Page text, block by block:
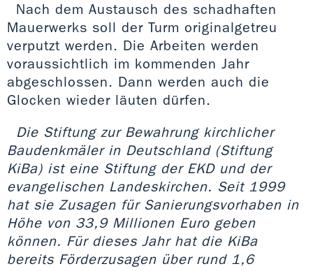
Nach dem Austausch des schadhaften
Mauerwerks soll der Turm originalgetreu
verputzt werden. Die Arbeiten werden
voraussichtlich im kommenden Jahr
abgeschlossen. Dann werden auch die
Glocken wieder läuten dürfen.
Die Stiftung zur Bewahrung kirchlicher
Baudenkmäler in Deutschland (Stiftung
KiBa) ist eine Stiftung der EKD und der
evangelischen Landeskirchen. Seit 1999
hat sie Zusagen für Sanierungsvorhaben in
Höhe von 33,9 Millionen Euro geben
können. Für dieses Jahr hat die KiBa
bereits Förderzusagen über rund 1,6